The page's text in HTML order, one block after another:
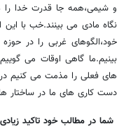
و شیمی،همه جا قدرت خدا را
نگاه مادی می بینند.خب با
خود،الگوهای غربی را در
بینیم.ما گاهی اوقات می
های فعلی را مذمت می کنیم
دست کاری های ما در ساختار
شما در مطالب خود تاکید